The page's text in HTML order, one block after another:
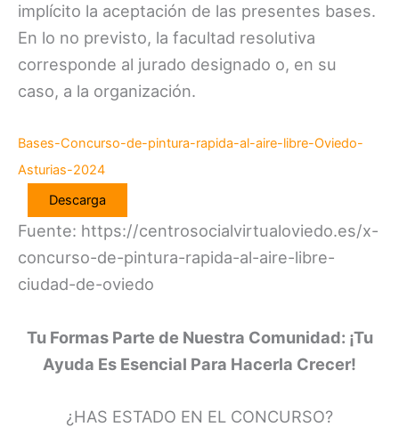
implícito la aceptación de las presentes bases.
En lo no previsto, la facultad resolutiva
corresponde al jurado designado o, en su
caso, a la organización.
Bases-Concurso-de-pintura-rapida-al-aire-libre-Oviedo-
Asturias-2024
Descarga
Fuente: https://centrosocialvirtualoviedo.es/x-
concurso-de-pintura-rapida-al-aire-libre-
ciudad-de-oviedo
Tu Formas Parte de Nuestra Comunidad: ¡Tu
Ayuda Es Esencial Para Hacerla Crecer!
¿HAS ESTADO EN EL CONCURSO?